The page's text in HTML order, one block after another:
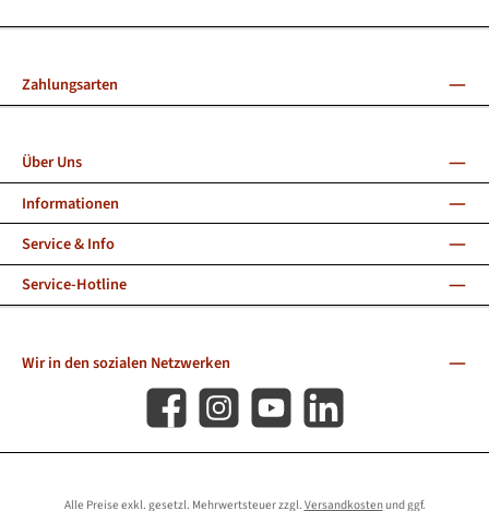
Zahlungsarten
Service-Hotline
Über Uns
Informationen
Service & Info
Wir in den sozialen Netzwerken
Facebook Instagram YouTube LinkedIn
Alle Preise exkl. gesetzl. Mehrwertsteuer zzgl. Versandkostenund ggf.